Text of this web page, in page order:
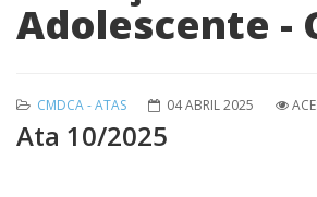
Adolescente -
CMDCA - ATAS 04 ABRIL 2025
Ata 10/2025